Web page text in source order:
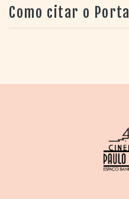
Como citar o Portal